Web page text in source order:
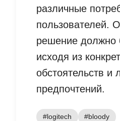
различные
пользователей.
решение должно
исходя из
обстоятельств и
предпочтений.
#logitech #bloody